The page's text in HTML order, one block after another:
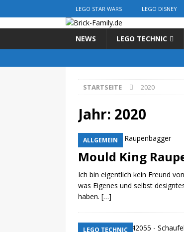
LEGO STAR WARS LEGO DISNEY
NEWS LEGO TECHNIC
STARTSEITE 2020
Jahr: 2020
ALLGEMEIN
Mould King
Ich bin eigentlich kein Freund
was Eigenes und selbst
haben. […]
LEGO TECHNIC